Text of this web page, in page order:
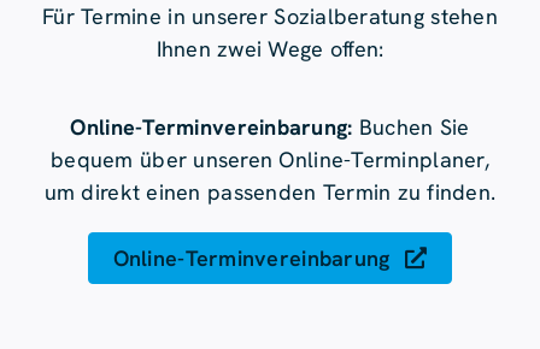
Für Termine in unserer Sozialberatung stehen
Ihnen zwei Wege offen:
Online-Terminvereinbarung: Buchen Sie
bequem über unseren Online-Terminplaner,
um direkt einen passenden Termin zu finden.
Online-Terminvereinbarung